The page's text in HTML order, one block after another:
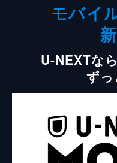
モバイ
U-NEXTな
ずっ